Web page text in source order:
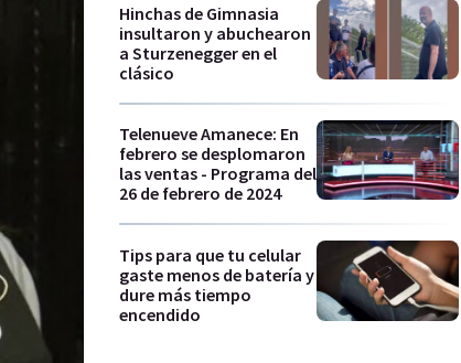
Hinchas de Gimnasia
insultaron y abuchearon
a Sturzenegger en el
clásico
Telenueve Amanece: En
febrero se desplomaron
las ventas - Programa del
26 de febrero de 2024
Tips para que tu celular
gaste menos de batería y
dure más tiempo
encendido